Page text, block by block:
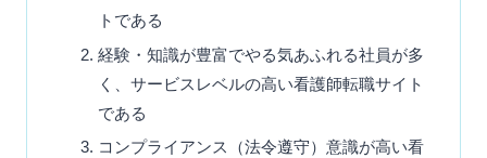
トである
経験・知識が豊富でやる気あふれる社員が多
く、サービスレベルの高い看護師転職サイト
である
コンプライアンス（法令遵守）意識が高い看